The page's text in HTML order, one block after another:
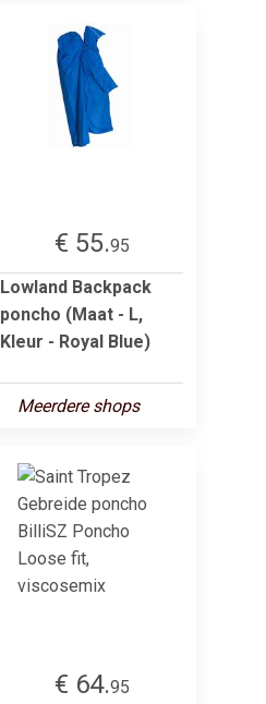
€ 55.95
Lowland Backpack
poncho (Maat - L,
Kleur - Royal Blue)
Meerdere shops
€ 64.95